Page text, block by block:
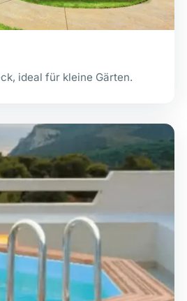
ideal für kleine Gärten.